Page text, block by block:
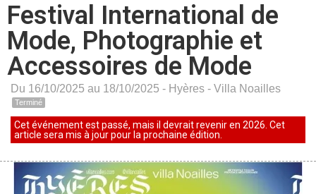
Festival International de
Mode, Photographie et
Accessoires de Mode
Du 16/10/2025 au 18/10/2025 - Hyères - Villa Noailles
Terminé
Cet événement est passé, mais il devrait revenir en 2026. Cet
article sera mis à jour pour la prochaine édition.